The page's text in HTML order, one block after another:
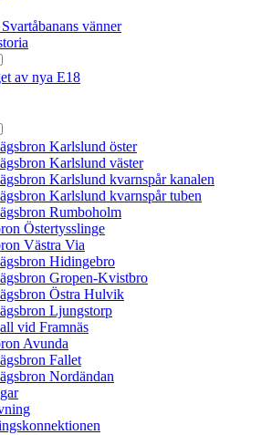
vänner
av nya E18
Karlslund öster
Karlslund väster
Karlslund kvarnspår kanalen
Karlslund kvarnspår tuben
Rumboholm
Östertysslinge
Västra Via
Hidingebro
Gropen-Kvistbro
Östra Hulvik
Ljungstorp
vid Framnäs
Avunda
Fallet
Nordändan